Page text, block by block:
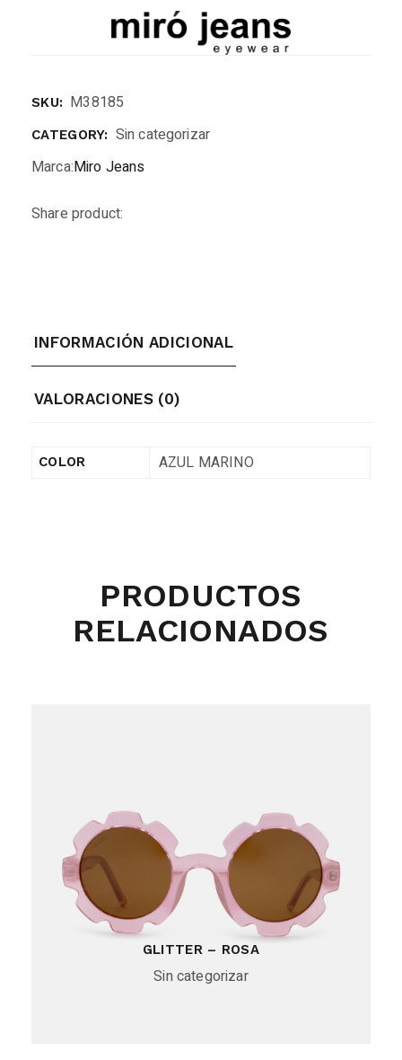
SKU: M38185
CATEGORY: Sin categorizar
Marca:Miro Jeans
Share product:
INFORMACIÓN ADICIONAL
VALORACIONES (0)
COLOR AZUL MARINO
PRODUCTOS
RELACIONADOS
GLITTER – ROSA
Sin categorizar